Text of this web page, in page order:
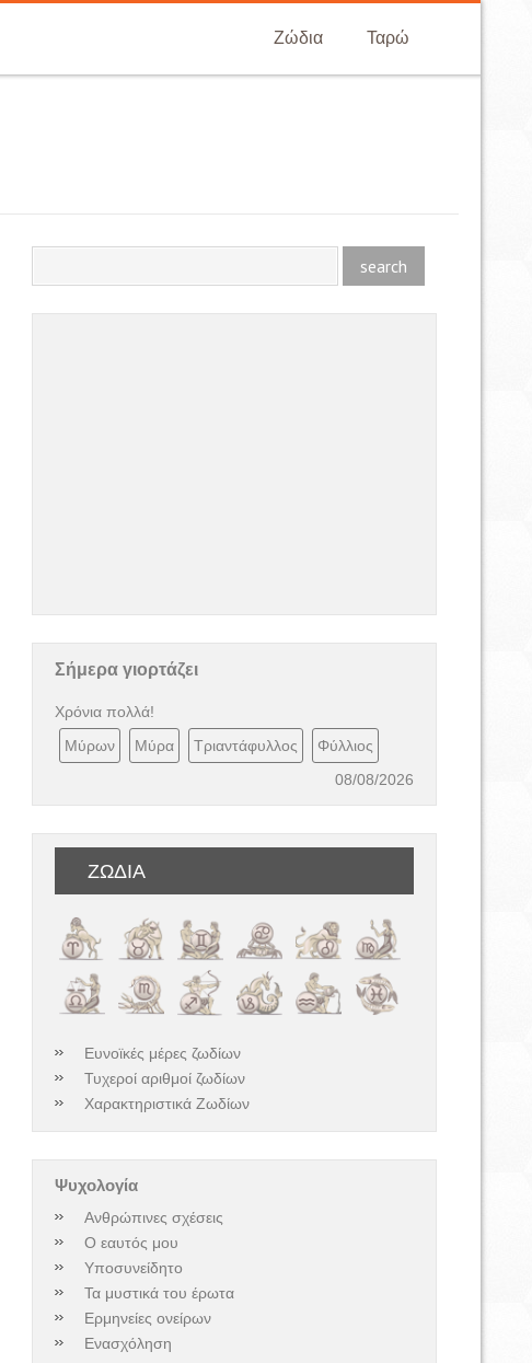
Ζώδια Ταρώ
search
Σήμερα γιορτάζει
Χρόνια πολλά!
Μύρων
Μύρα Τριαντάφυλλος
Φύλλιος
08/08/2026
ΖΩΔΙΑ
Ευνοϊκές μέρες ζωδίων
Τυχεροί αριθμοί ζωδίων
Χαρακτηριστικά Ζωδίων
Ψυχολογία
Ανθρώπινες σχέσεις
Ο εαυτός μου
Υποσυνείδητο
Τα μυστικά του έρωτα
Ερμηνείες ονείρων
Ενασχόληση